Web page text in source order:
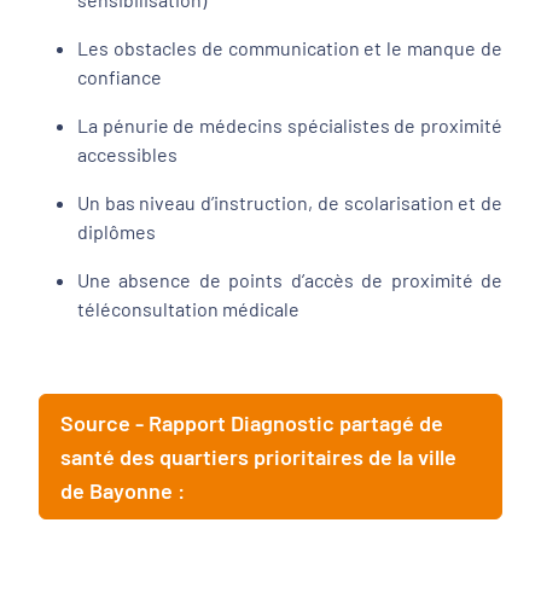
Les obstacles de communication et le manque de
confiance
La pénurie de médecins spécialistes de proximité
accessibles
Un bas niveau d’instruction, de scolarisation et de
diplômes
Une absence de points d’accès de proximité de
téléconsultation médicale
Source - Rapport Diagnostic partagé de
santé des quartiers prioritaires de la ville
de Bayonne :